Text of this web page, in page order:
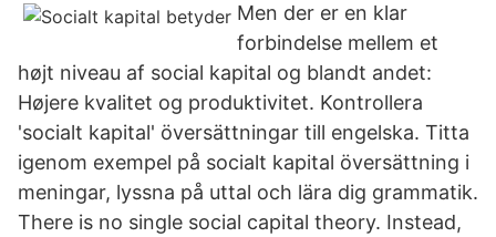
Men der er en klar
forbindelse mellem et
højt niveau af social kapital og blandt andet:
Højere kvalitet og produktivitet. Kontrollera
'socialt kapital' översättningar till engelska. Titta
igenom exempel på socialt kapital översättning i
meningar, lyssna på uttal och lära dig grammatik.
There is no single social capital theory. Instead,